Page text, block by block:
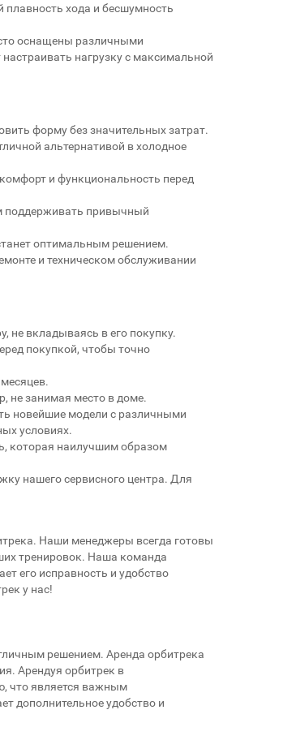
хода и бесшумность
оснащены различными
нагрузку с максимальной
форму без значительных затрат.
альтернативой в холодное
и функциональность перед
поддерживать привычный
оптимальным решением.
и техническом обслуживании
не вкладываясь в его покупку.
покупкой, чтобы точно
не занимая место в доме.
новейшие модели с различными
условиях.
которая наилучшим образом
нашего сервисного центра. Для
Наши менеджеры всегда готовы
тренировок. Наша команда
его исправность и удобство
у нас!
решением. Аренда орбитрека
Арендуя орбитрек в
что является важным
дополнительное удобство и